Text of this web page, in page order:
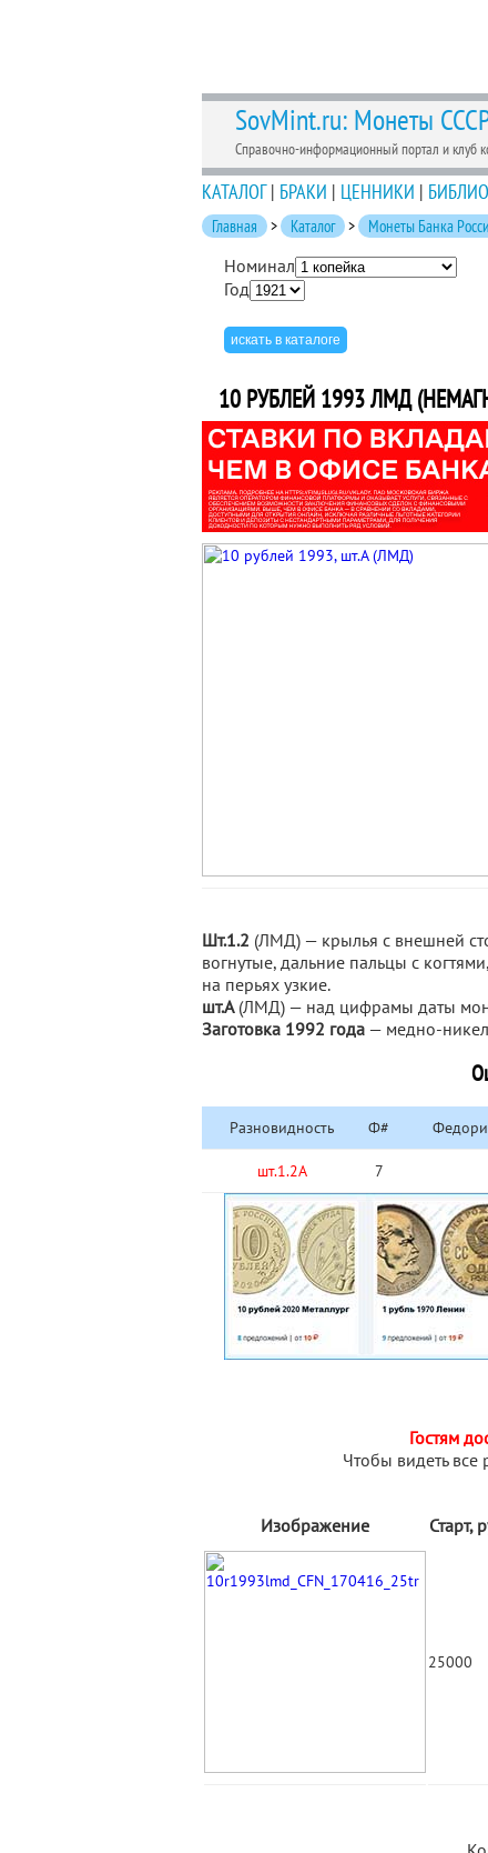
SovMint.ru: Монеты
Справочно-информационный портал и клуб
КАТАЛОГ| БРАКИ | ЦЕННИКИ |
Главная > Каталог > Монеты Банка
Номинал
Год
10 РУБЛЕЙ 1993 ЛМД
Шт.1.2 (ЛМД) — крылья с внешней
вогнутые, дальние пальцы с
на перьях узкие.
шт.А(ЛМД) — над цифрамы даты
Заготовка 1992 года — медно-
Разновидность Ф#
шт.1.2А 7
Гостям
Чтобы видеть все
Изображение Старт,
25000